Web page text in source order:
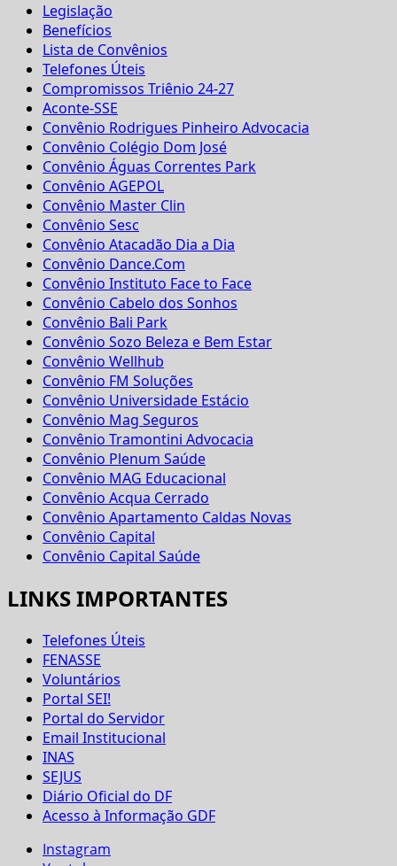
Legislação
Benefícios
Lista de Convênios
Telefones Úteis
Compromissos Triênio 24-27
Aconte-SSE
Convênio Rodrigues Pinheiro Advocacia
Convênio Colégio Dom José
Convênio Águas Correntes Park
Convênio AGEPOL
Convênio Master Clin
Convênio Sesc
Convênio Atacadão Dia a Dia
Convênio Dance.Com
Convênio Instituto Face to Face
Convênio Cabelo dos Sonhos
Convênio Bali Park
Convênio Sozo Beleza e Bem Estar
Convênio Wellhub
Convênio FM Soluções
Convênio Universidade Estácio
Convênio Mag Seguros
Convênio Tramontini Advocacia
Convênio Plenum Saúde
Convênio MAG Educacional
Convênio Acqua Cerrado
Convênio Apartamento Caldas Novas
Convênio Capital
Convênio Capital Saúde
LINKS IMPORTANTES
Telefones Úteis
FENASSE
Voluntários
Portal SEI!
Portal do Servidor
Email Institucional
INAS
SEJUS
Diário Oficial do DF
Acesso à Informação GDF
Instagram